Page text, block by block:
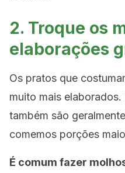
2. Troque os
elaborações
Os pratos que
muito mais
também são
comemos porções
É comum fazer